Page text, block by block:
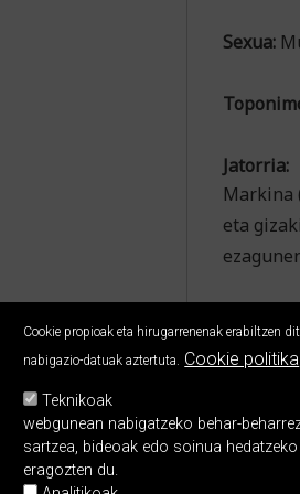
Sexua:
Jatorria:
Markina
eta
Cookie propioak eta hirugarrenenak erabiltzen
nabigazio-datuak aztertuta.
Cookie politika
Teknikoak
webgunean nabigatzeko behar-
sartzea, bideoak edo soinua
eragozten du.